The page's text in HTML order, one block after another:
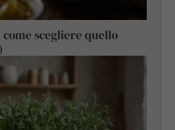
scegliere quello